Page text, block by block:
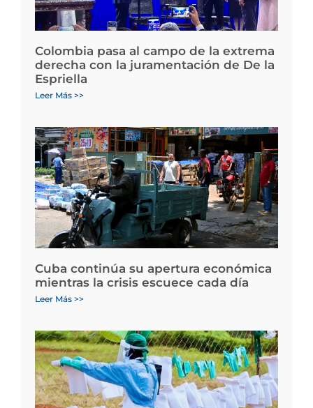
Colombia pasa al campo de la extrema
derecha con la juramentación de De la
Espriella
Leer Más >>
Cuba continúa su apertura económica
mientras la crisis escuece cada día
Leer Más >>